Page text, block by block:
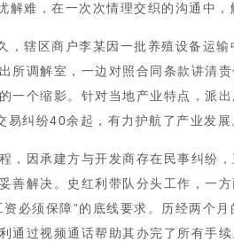
难，在一次次情理交织的沟通中，
，辖区商户李某因一批养殖设备运
所调解室，一边对照合同条款讲清
个缩影。针对当地产业特点，派
纠纷40余起，有力护航了产业发展
，因承建方与开发商存在民事纠纷
善解决。史红利带队分头工作，一
必须保障”的底线要求。历经两个
通过视频通话帮助其办完了所有手